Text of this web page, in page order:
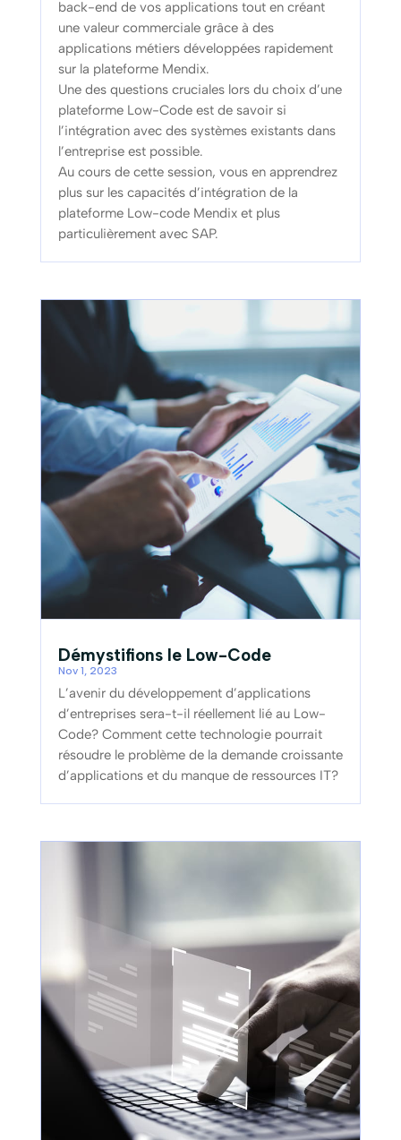
back-end de vos applications tout en créant
une valeur commerciale grâce à des
applications métiers développées rapidement
sur la plateforme Mendix.
Une des questions cruciales lors du choix d’une
plateforme Low-Code est de savoir si
l’intégration avec des systèmes existants dans
l’entreprise est possible.
Au cours de cette session, vous en apprendrez
plus sur les capacités d’intégration de la
plateforme Low-code Mendix et plus
particulièrement avec SAP.
Démystifions le Low-Code
Nov 1, 2023
L’avenir du développement d’applications
d’entreprises sera-t-il réellement lié au Low-
Code? Comment cette technologie pourrait
résoudre le problème de la demande croissante
d’applications et du manque de ressources IT?